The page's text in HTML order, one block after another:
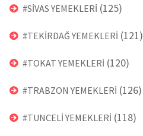
#SİVAS YEMEKLERİ (125)
#TEKİRDAĞ YEMEKLERİ (121)
#TOKAT YEMEKLERİ (120)
#TRABZON YEMEKLERİ (126)
#TUNCELİ YEMEKLERİ (118)